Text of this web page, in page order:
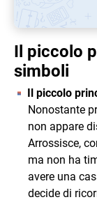
Il piccolo
simboli
Il piccolo
Nonostante
non appare
Arrossisce,
ma non ha
avere una
decide di